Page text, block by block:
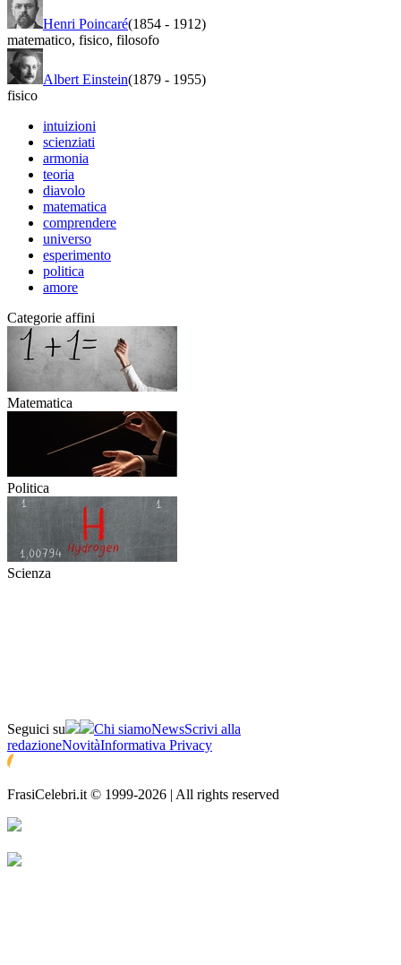
Henri Poincaré(1854 - 1912)
matematico, fisico, filosofo
Albert Einstein(1879 - 1955)
fisico
intuizioni
scienziati
armonia
teoria
diavolo
matematica
comprendere
universo
esperimento
politica
amore
Categorie affini
Matematica
Politica
Scienza
Seguici su Chi siamoNewsScrivi alla
redazioneNovitàInformativa Privacy
FrasiCelebri.it © 1999-2026 | All rights reserved